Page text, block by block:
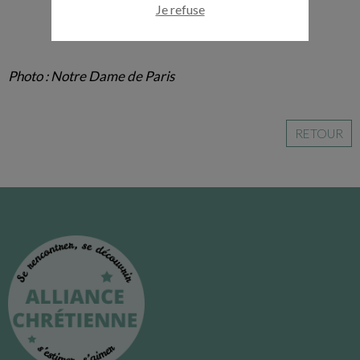
Photo : Notre Dame de Paris
RETOUR
Je refuse